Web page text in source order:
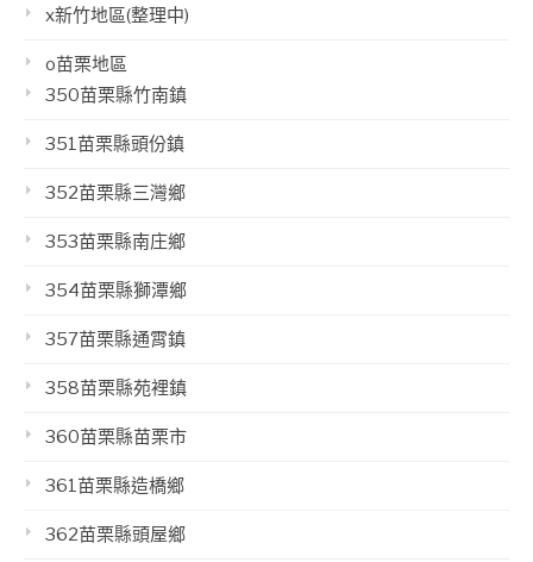
x新竹地區(整理中)
o苗栗地區
350苗栗縣竹南鎮
351苗栗縣頭份鎮
352苗栗縣三灣鄉
353苗栗縣南庄鄉
354苗栗縣獅潭鄉
357苗栗縣通霄鎮
358苗栗縣苑裡鎮
360苗栗縣苗栗市
361苗栗縣造橋鄉
362苗栗縣頭屋鄉